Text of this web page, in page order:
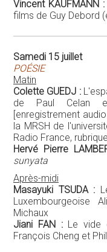
Vincent KAUFMANN :
films de Guy Debord
Samedi 15 juillet
POÉSIE
Matin
Colette GUEDJ :
de Paul Celan
[enregistrement
la MRSH de
Radio France, rubrique
Hervé Pierre
sunyata
Après-midi
Masayuki TSUDA :
Luxembourgeoise
Michaux
Jiani FAN :Le vide
François Cheng et